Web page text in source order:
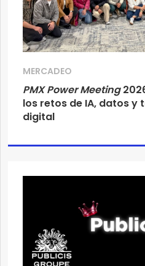
MERCADEO
PMX Power Meeting
los retos de IA, datos
digital